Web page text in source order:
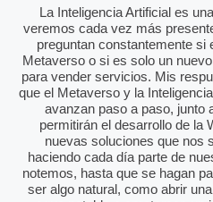
La Inteligencia Artificial es
veremos cada vez más
preguntan constantemente si
Metaverso o si es solo un
para vender servicios. Mis
que el Metaverso y la
avanzan paso a paso, junto
permitirán el desarrollo de la
nuevas soluciones que nos
haciendo cada día parte de
notemos, hasta que se hagan
ser algo natural, como abrir